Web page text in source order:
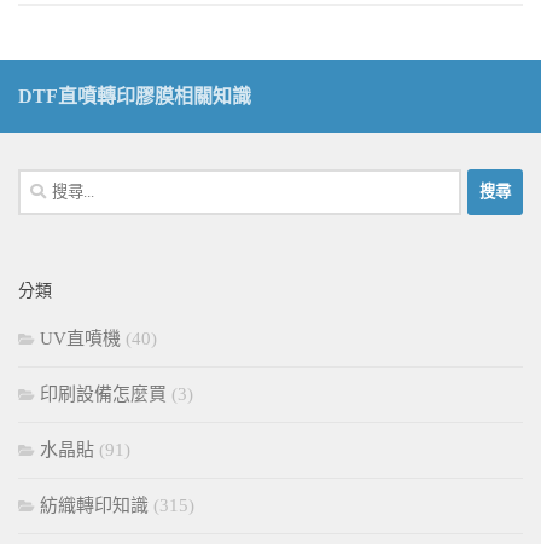
DTF直噴轉印膠膜相關知識
搜
尋
字:
分類
UV直噴機 (40)
印刷設備怎麼買 (3)
水晶貼 (91)
紡織轉印知識 (315)